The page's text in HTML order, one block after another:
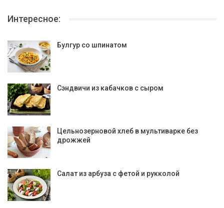
Интересное:
Булгур со шпинатом
Сэндвичи из кабачков с сыром
Цельнозерновой хлеб в мультиварке без
дрожжей
Салат из арбуза с фетой и рукколой